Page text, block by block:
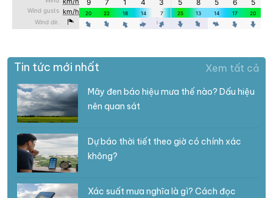
Tin tức mới nhất Xem tất cả
Mây đen báo hiệu mưa thế nào? Dấu hiệu
nên quan sát
Dự báo thời tiết theo giờ có chính xác
không?
Xác suất mưa nghĩa là gì? Cách đọc